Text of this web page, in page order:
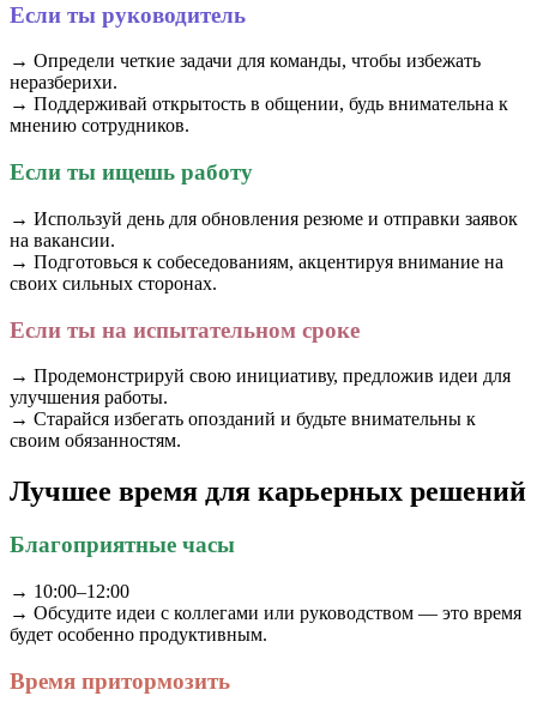
Если ты руководитель
→ Определи четкие задачи для команды, чтобы избежать
неразберихи.
→ Поддерживай открытость в общении, будь внимательна к
мнению сотрудников.
Если ты ищешь работу
→ Используй день для обновления резюме и отправки заявок
на вакансии.
→ Подготовься к собеседованиям, акцентируя внимание на
своих сильных сторонах.
Если ты на испытательном сроке
→ Продемонстрируй свою инициативу, предложив идеи для
улучшения работы.
→ Старайся избегать опозданий и будьте внимательны к
своим обязанностям.
Лучшее время для карьерных решений
Благоприятные часы
→ 10:00–12:00
→ Обсудите идеи с коллегами или руководством — это время
будет особенно продуктивным.
Время притормозить